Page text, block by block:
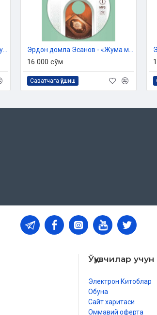
16 000 сўм
Саватчага қўшиш
Ўқувчилар учун
Электрон Китоблар
Обуна
Сайт харитаси
Оммавий оферта